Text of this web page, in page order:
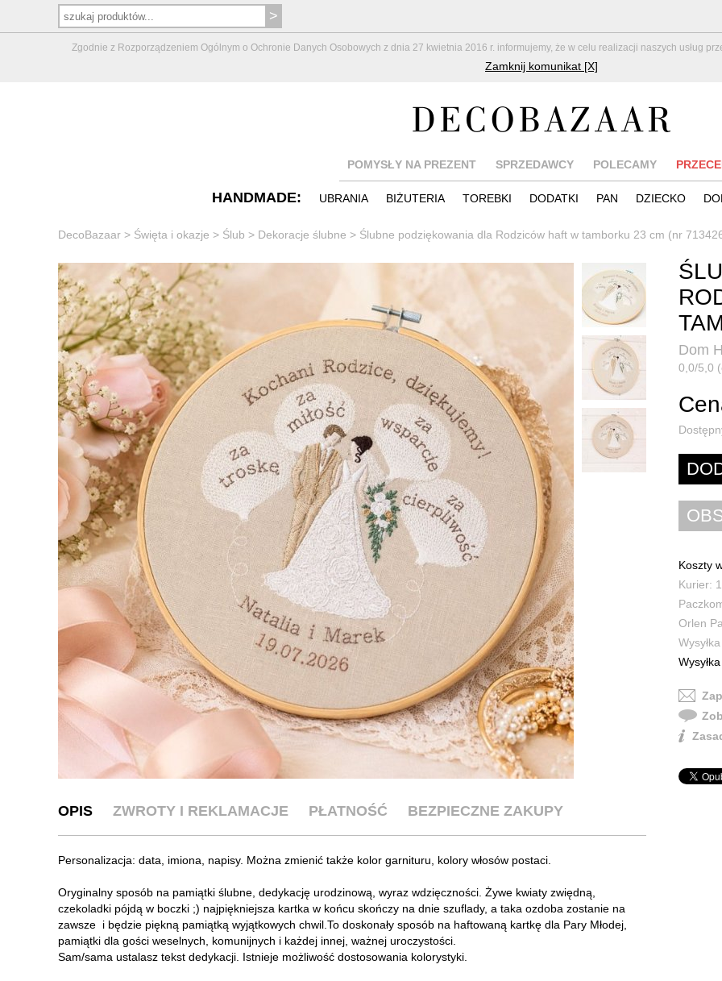
Zgodnie z Rozporządzeniem Ogólnym o Ochronie Danych Osobowych z dnia 27 kwietnia 2016 r. informujemy, że w celu realizacji naszych usług
Zamknij komunikat [X]
POMYSŁY NA PREZENT SPRZEDAWCY POLECAMY
HANDMADE: UBRANIA BIŻUTERIA TOREBKI DODATKI PAN DZIECKO
DecoBazaar > Święta i okazje > Ślub > Dekoracje ślubne > Ślubne podziękowania dla Rodziców haft w tamborku 23 cm (nr
Dom
0,0/5,0
Koszty
Kurier:
Orlen
OPIS ZWROTY I REKLAMACJE PŁATNOŚĆ BEZPIECZNE ZAKUPY
Personalizacja: data, imiona, napisy. Można zmienić także kolor garnituru, kolory włosów postaci.
Oryginalny sposób na pamiątki ślubne, dedykację urodzinową, wyraz wdzięczności. Żywe kwiaty zwiędną,
czekoladki pójdą w boczki ;) najpiękniejsza kartka w końcu skończy na dnie szuflady, a taka ozdoba zostanie na
zawsze i będzie piękną pamiątką wyjątkowych chwil.To doskonały sposób na haftowaną kartkę dla Pary Młodej,
pamiątki dla gości weselnych, komunijnych i każdej innej, ważnej uroczystości.
Sam/sama ustalasz tekst dedykacji. Istnieje możliwość dostosowania kolorystyki.